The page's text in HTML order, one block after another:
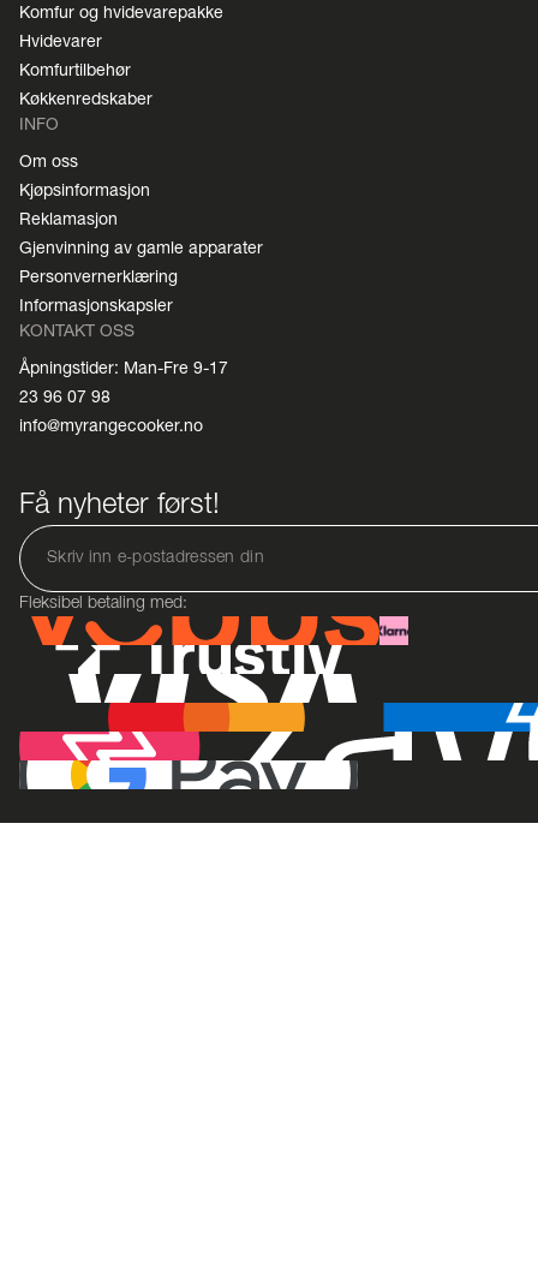
Komfur og hvidevarepakke
Hvidevarer
Komfurtilbehør
Køkkenredskaber
INFO
Om oss
Kjøpsinformasjon
Reklamasjon
Gjenvinning av gamle apparater
Personvernerklæring
Informasjonskapsler
KONTAKT OSS
Åpningstider: Man-Fre 9-17
23 96 07 98
info@myrangecooker.no
Få nyheter først!
Fleksibel betaling med: